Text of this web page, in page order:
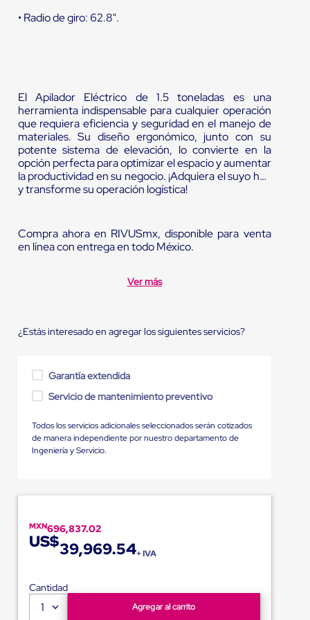
• Radio de giro: 62.8".
El Apilador Eléctrico de 1.5 toneladas es una
herramienta indispensable para cualquier operación
que requiera eficiencia y seguridad en el manejo de
materiales. Su diseño ergonómico, junto con su
potente sistema de elevación, lo convierte en la
opción perfecta para optimizar el espacio y aumentar
la productividad en su negocio. ¡Adquiera el suyo hoy
y transforme su operación logística!
Compra ahora en RIVUSmx, disponible para venta
en línea con entrega en todo México.
Ver más
¿Estás interesado en agregar los siguientes servicios?
Garantía extendida
Servicio de mantenimiento preventivo
Todos los servicios adicionales seleccionados serán cotizados
de manera independiente por nuestro departamento de
Ingeniería y Servicio.
MXN696,837.02
US$39,969.54+ IVA
Cantidad
1 Agregar al carrito